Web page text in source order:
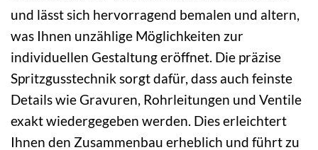
und lässt sich hervorragend bemalen und altern,
was Ihnen unzählige Möglichkeiten zur
individuellen Gestaltung eröffnet. Die präzise
Spritzgusstechnik sorgt dafür, dass auch feinste
Details wie Gravuren, Rohrleitungen und Ventile
exakt wiedergegeben werden. Dies erleichtert
Ihnen den Zusammenbau erheblich und führt zu